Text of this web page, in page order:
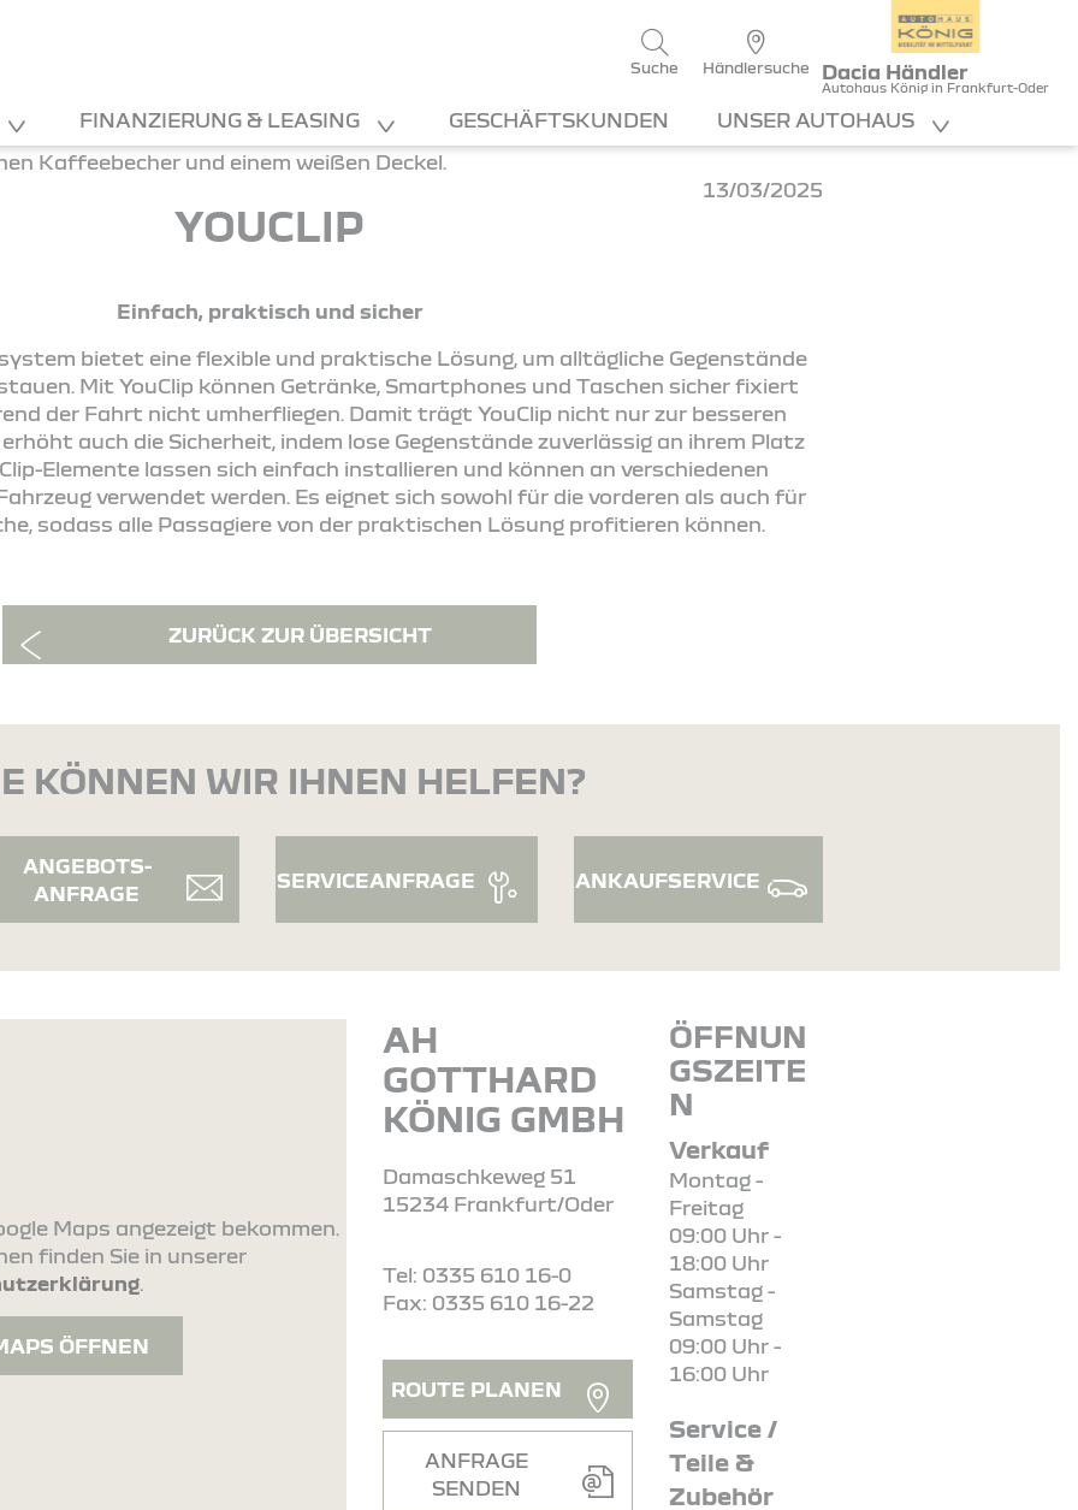
Suche Händlersuche Dacia Händler
Autohaus König in Frankfurt-Oder
FINANZIERUNG & LEASING GESCHÄFTSKUNDEN UNSER AUTOHAUS
13/03/2025
YOUCLIP
Einfach, praktisch und sicher
bietet eine flexible und praktische Lösung, um alltägliche Gegenstände
Mit YouClip können Getränke, Smartphones und Taschen sicher fixiert
der Fahrt nicht umherfliegen. Damit trägt YouClip nicht nur zur besseren
auch die Sicherheit, indem lose Gegenstände zuverlässig an ihrem Platz
Elemente lassen sich einfach installieren und können an verschiedenen
verwendet werden. Es eignet sich sowohl für die vorderen als auch für
sodass alle Passagiere von der praktischen Lösung profitieren können.
ZURÜCK ZUR ÜBERSICHT
KÖNNEN WIR IHNEN HELFEN?
ANGEBOTS-
ANFRAGE
SERVICEANFRAGE ANKAUFSERVICE
Maps angezeigt bekommen.
finden Sie in unserer
.
ÖFFNEN
AH
GOTTHARD
KÖNIG GMBH
Damaschkeweg 51
15234 Frankfurt/Oder
Tel: 0335 610 16-0
Fax: 0335 610 16-22
ROUTE PLANEN
ANFRAGE
SENDEN
ÖFFNUN
GSZEITE
N
Verkauf
Montag -
Freitag
09:00 Uhr -
18:00 Uhr
Samstag -
Samstag
09:00 Uhr -
16:00 Uhr
Service /
Teile &
Zubehör